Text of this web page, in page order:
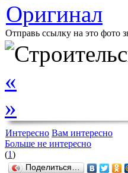
Оригинал
Отправь ссылку на это фото
«
»
Интересно Вам интересно
Больше не интересно
(1)
Поделиться…